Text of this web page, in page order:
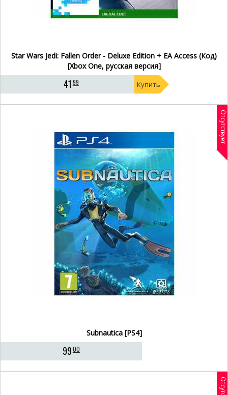
Star Wars Jedi: Fallen Order - Deluxe Edition + EA Access (Код)
[Xbox One, русская версия]
41 99 Купить
Отсутствует
Subnautica [PS4]
9900